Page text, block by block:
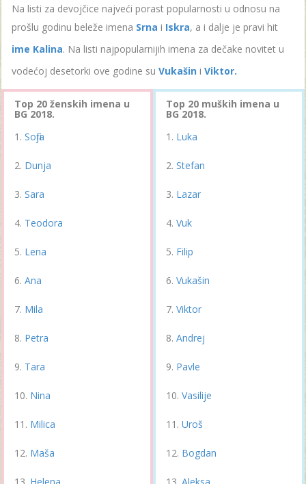
Na listi za devojčice najveći porast popularnosti u odnosu na
prošlu godinu beleže imena Srna i Iskra, a i dalje je pravi hit
ime Kalina. Na listi najpopularnijih imena za dečake novitet u
vodećoj desetorki ove godine su Vukašin i Viktor.
Top 20 ženskih imena u
BG 2018.
Sofija
Dunja
Sara
Teodora
Lena
Ana
Mila
Petra
Tara
Nina
Milica
Maša
Helena
Top 20 muških imena u
BG 2018.
Luka
Stefan
Lazar
Vuk
Filip
Vukašin
Viktor
Andrej
Pavle
Vasilije
Uroš
Bogdan
Aleksa